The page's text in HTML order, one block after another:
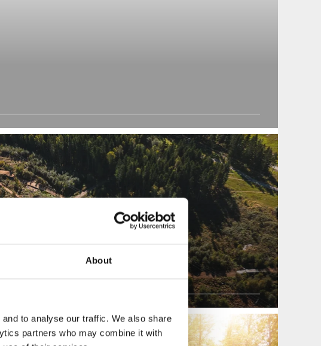
About
to analyse our traffic. We also share
partners who may combine it with
i Ulricehamn